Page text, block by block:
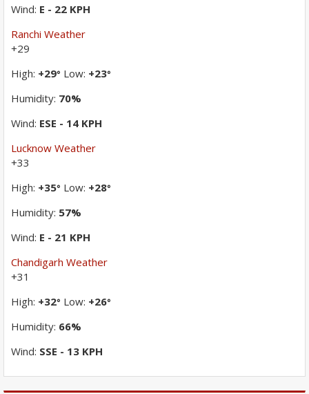
Wind: E - 22 KPH
Ranchi Weather
+29
High: +29° Low: +23°
Humidity: 70%
Wind: ESE - 14 KPH
Lucknow Weather
+33
High: +35° Low: +28°
Humidity: 57%
Wind: E - 21 KPH
Chandigarh Weather
+31
High: +32° Low: +26°
Humidity: 66%
Wind: SSE - 13 KPH